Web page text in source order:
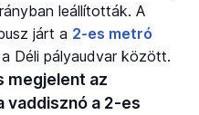
leállították. A
járt a 2-es metró
Déli pályaudvar között.
megjelent az
vaddisznó a 2-es